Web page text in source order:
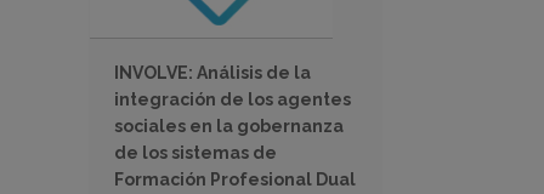
INVOLVE: Análisis de la
integración de los agentes
sociales en la gobernanza
de los sistemas de
Formación Profesional Dual